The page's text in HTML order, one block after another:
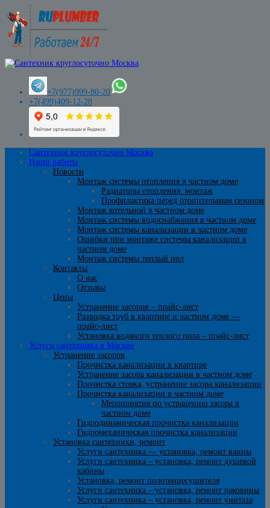
+7(977)999-80-20
+7(499)409-12-28
Сантехник круглосуточно Москва
Наши работы
Новости
Монтаж системы отопления в частном доме
Радиаторы отопления. монтаж
Профилактика перед отопительным сезоном
Монтаж котельной в частном доме
Монтаж системы водоснабжения в частном доме
Монтаж системы канализации в частном доме
Ошибки при монтаже системы канализации в
частном доме
Монтаж системы теплый пол
Контакты
О нас
Отзывы
Цены
Устранение засоров – прайс-лист
Разводка труб в квартире и частном доме —
прайс-лист
Установка водяного теплого пола – прайс-лист
Услуги сантехника в Москве
Устранение засоров
Прочистка канализации в квартире
Устранение засора канализации в частном доме
Прочистка стояка, устранение засора канализации
Прочистка канализации в частном доме
Мероприятия по устранению засора в
частном доме
Гидродинамическая прочистка канализации
Гидромеханическая прочистка канализации
Установка сантехники, ремонт
Услуги сантехника — установка, ремонт ванны
Услуги сантехника – установка, ремонт душевой
кабины
Установка, ремонт полотенцесушителя
Услуги сантехника – установка, ремонт раковины
Услуги сантехника – установка, ремонт унитаза